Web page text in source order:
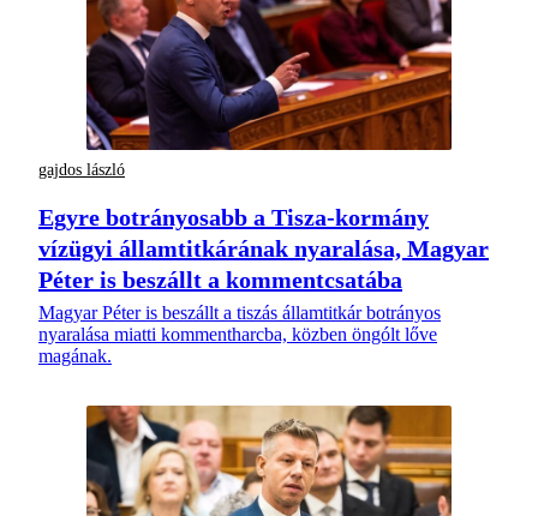
gajdos lászló
Egyre botrányosabb a Tisza-kormány
vízügyi államtitkárának nyaralása, Magyar
Péter is beszállt a kommentcsatába
Magyar Péter is beszállt a tiszás államtitkár botrányos
nyaralása miatti kommentharcba, közben öngólt lőve
magának.